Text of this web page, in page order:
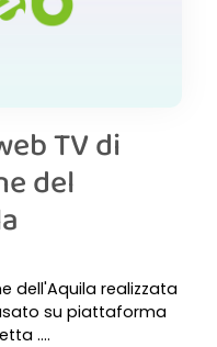
TV di
del
dell'Aquila realizzata
su piattaforma
....